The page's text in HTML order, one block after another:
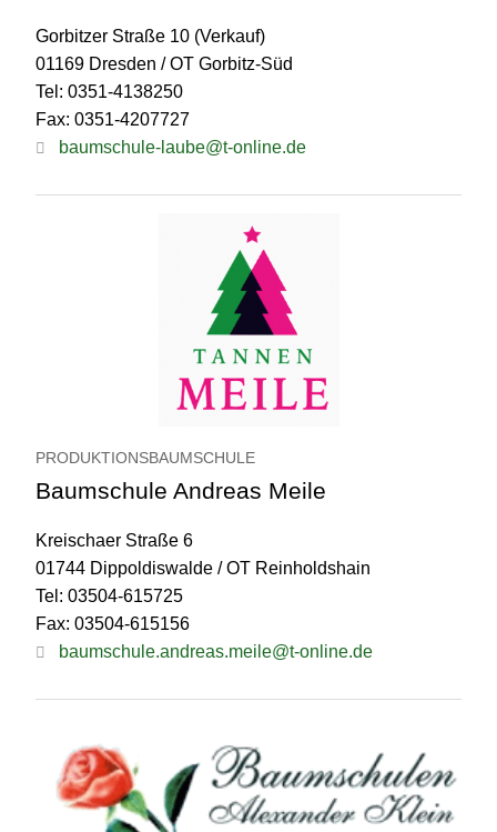
Gorbitzer Straße 10 (Verkauf)
01169 Dresden / OT Gorbitz-Süd
Tel: 0351-4138250
Fax: 0351-4207727
baumschule-laube@t-online.de
PRODUKTIONSBAUMSCHULE
Baumschule Andreas Meile
Kreischaer Straße 6
01744 Dippoldiswalde / OT Reinholdshain
Tel: 03504-615725
Fax: 03504-615156
baumschule.andreas.meile@t-online.de